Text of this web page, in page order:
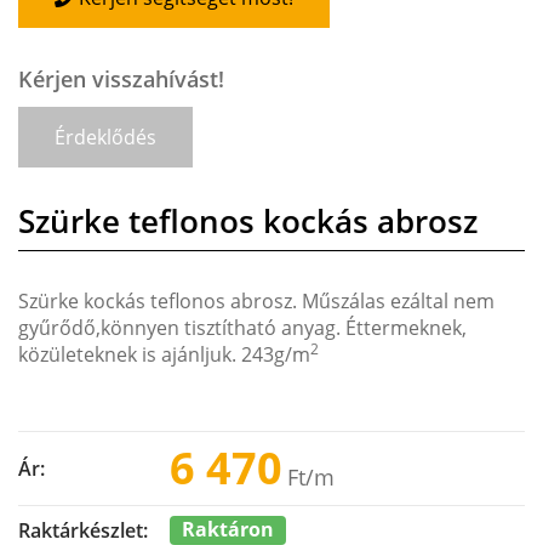
Kérjen visszahívást!
Érdeklődés
Szürke teflonos kockás abrosz
Szürke kockás teflonos abrosz. Műszálas ezáltal nem
gyűrődő,könnyen tisztítható anyag. Éttermeknek,
közületeknek is ajánljuk. 243g/m2
Ár: 6 470 Ft/m
Raktárkészlet: Raktáron